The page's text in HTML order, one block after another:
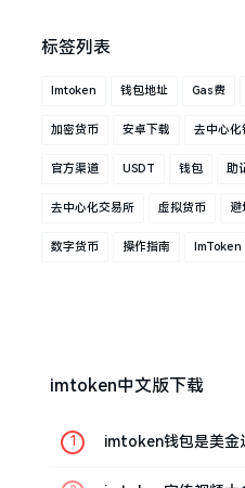
标签列表
Imtoken 钱包地址 Gas费
加密货币 安卓下载 去中心化
官方渠道 USDT 钱包 助
去中心化交易所 虚拟货币 避
数字货币 操作指南 ImToken
imtoken中文版下载
imtoken钱包是美金